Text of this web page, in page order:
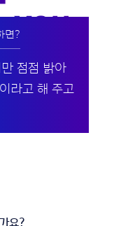
면?
점점 밝아
라고 해 주고